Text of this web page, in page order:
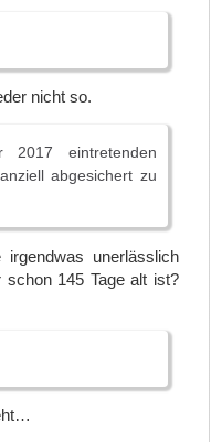
nicht so.
2017 eintretenden
abgesichert zu
unerlässlich
145 Tage alt ist?